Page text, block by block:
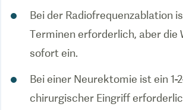
Bei der Radiofrequenzablation
Terminen erforderlich, aber die
sofort ein.
Bei einer Neurektomie ist ein 1-
chirurgischer Eingriff